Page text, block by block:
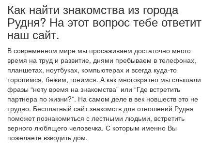
Как найти знакомства из города
Рудня? На этот вопрос тебе ответит
наш сайт.
В современном мире мы просаживаем достаточно много
время на труд и развитие, днями пребываем в телефонах,
планшетах, ноутбуках, компьютерах и всегда куда-то
торопимся, бежим, гонимся. А как многократно мы слышали
фразы “нету время на знакомства” или “Где встретить
партнера по жизни?”. На самом деле в век новшеств это не
трудно. Бесплатный сайт знакомств для отношений Рудня
поможет познакомиться с лестными людьми, встретить
верного любящего человечка. С которым именно Вы
пожелаете взводить дом.